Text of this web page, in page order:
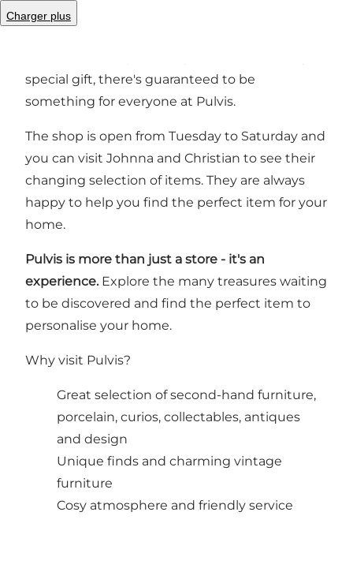
Charger plus
furniture, porcelain, curios, collectables,
special gift, there's guaranteed to be
something for everyone at Pulvis.
The shop is open from Tuesday to Saturday and
you can visit Johnna and Christian to see their
changing selection of items. They are always
happy to help you find the perfect item for your
home.
Pulvis is more than just a store - it's an
experience. Explore the many treasures waiting
to be discovered and find the perfect item to
personalise your home.
Why visit Pulvis?
Great selection of second-hand furniture,
porcelain, curios, collectables, antiques
and design
Unique finds and charming vintage
furniture
Cosy atmosphere and friendly service